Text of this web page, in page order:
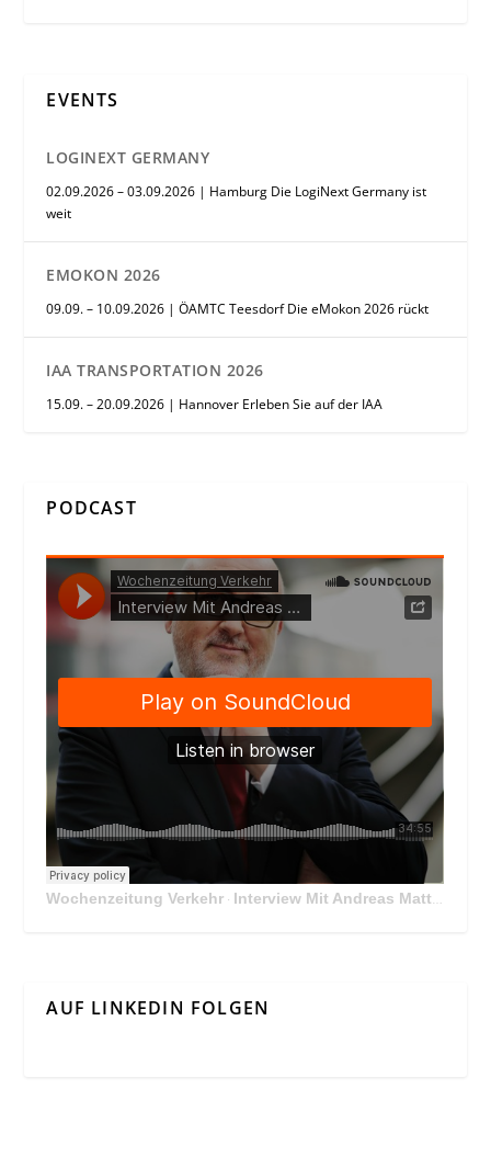
EVENTS
LOGINEXT GERMANY
02.09.2026 – 03.09.2026 | Hamburg Die LogiNext Germany ist
weit
EMOKON 2026
09.09. – 10.09.2026 | ÖAMTC Teesdorf Die eMokon 2026 rückt
IAA TRANSPORTATION 2026
15.09. – 20.09.2026 | Hannover Erleben Sie auf der IAA
PODCAST
Wochenzeitung Verkehr · Interview Mit Andreas Matthä, CEO der ÖBB Holding
AUF LINKEDIN FOLGEN